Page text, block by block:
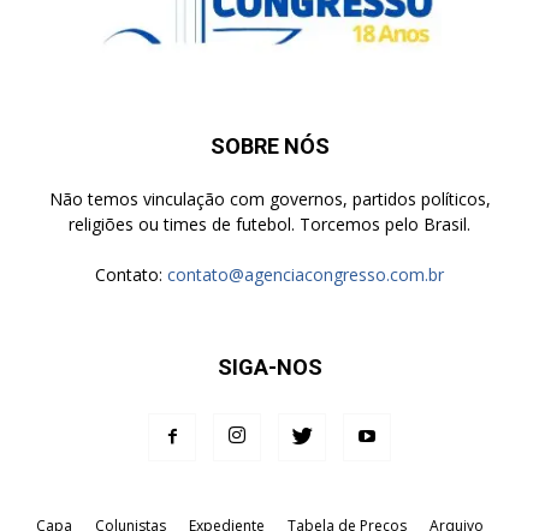
SOBRE NÓS
Não temos vinculação com governos, partidos políticos,
religiões ou times de futebol. Torcemos pelo Brasil.
Contato: contato@agenciacongresso.com.br
SIGA-NOS
Capa Colunistas Expediente Tabela de Preços Arquivo